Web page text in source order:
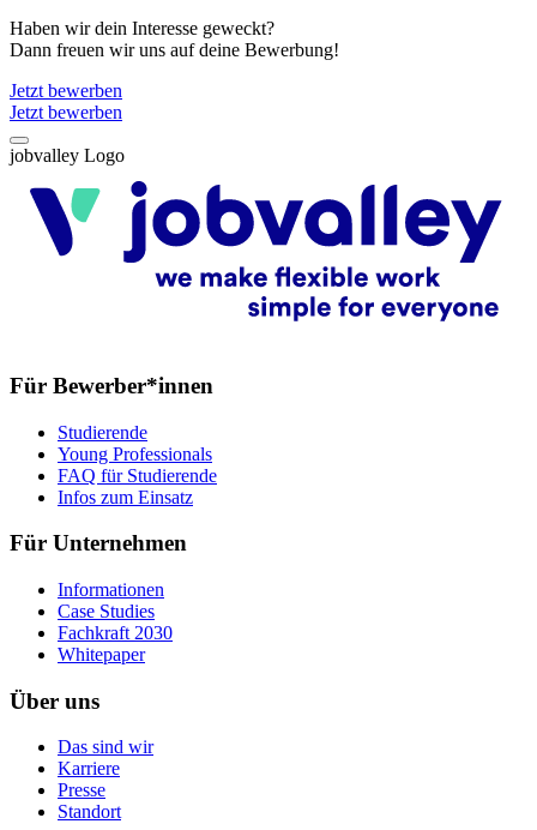
Haben wir dein Interesse geweckt?
Dann freuen wir uns auf deine Bewerbung!
Jetzt bewerben
Jetzt bewerben
jobvalley Logo
Für Bewerber*innen
Studierende
Young Professionals
FAQ für Studierende
Infos zum Einsatz
Für Unternehmen
Informationen
Case Studies
Fachkraft 2030
Whitepaper
Über uns
Das sind wir
Karriere
Presse
Standort